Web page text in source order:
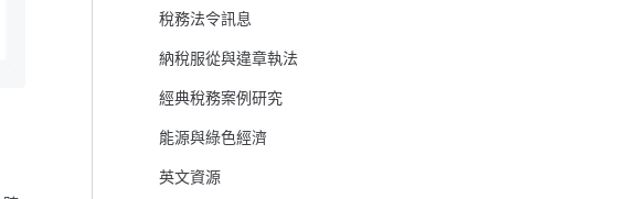
稅務法令訊息
納稅服從與違章執法
經典稅務案例研究
能源與綠色經濟
英文資源